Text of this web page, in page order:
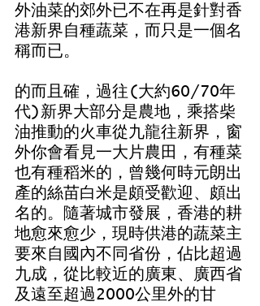
外油菜的郊外已不在再是針對香
港新界自種蔬菜，而只是一個名
稱而已。
的而且確，過往(大約60/70年
代)新界大部分是農地，乘搭柴
油推動的火車從九龍往新界，窗
外你會看見一大片農田，有種菜
也有種稻米的，曾幾何時元朗出
產的絲苗白米是頗受歡迎、頗出
名的。隨著城市發展，香港的耕
地愈來愈少，現時供港的蔬菜主
要來自國內不同省份，佔比超過
九成，從比較近的廣東、廣西省
及遠至超過2000公里外的甘